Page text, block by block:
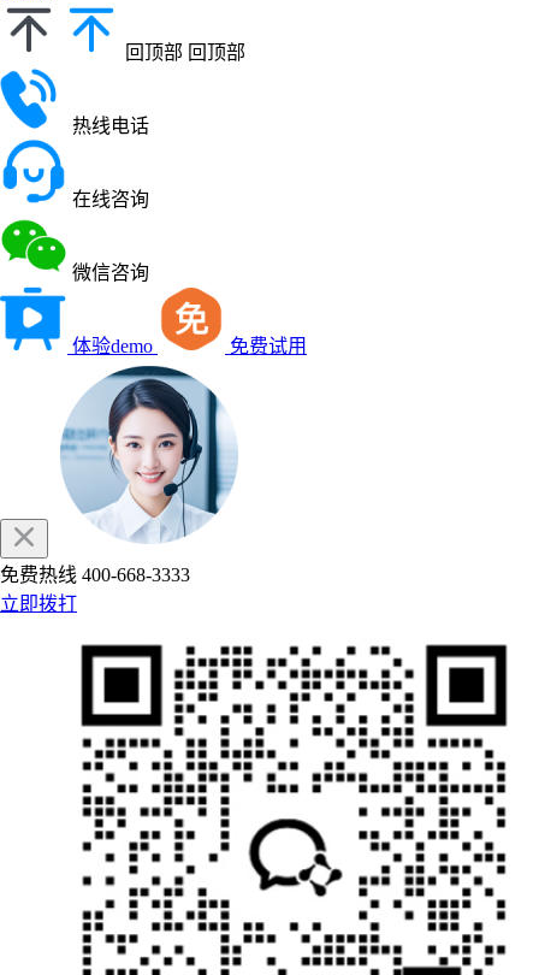
回顶部 回顶部
热线电话
在线咨询
微信咨询
体验demo 免费试用
免费热线 400-668-3333
立即拨打